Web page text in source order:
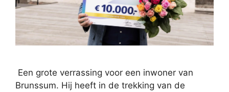
Een grote verrassing voor een inwoner van
Brunssum. Hij heeft in de trekking van de